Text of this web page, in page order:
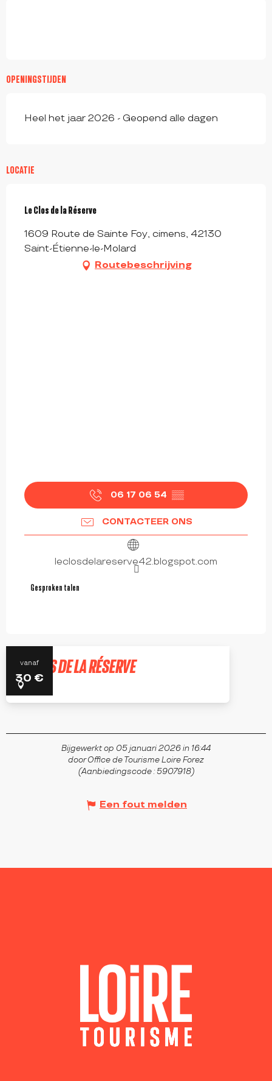
OPENINGSTIJDEN
Heel het jaar 2026 - Geopend alle dagen
LOCATIE
Le Clos de la Réserve
1609 Route de Sainte Foy, cimens, 42130
Saint-Étienne-le-Molard
Routebeschrijving
06 17 06 54 ▒▒
CONTACTEER ONS
leclosdelareserve42.blogspot.com
Gesproken talen
Gesproken talen
vanaf
30 €
LE CLOS DE LA RÉSERVE
SAINT-ÉTIENNE-LE-MOLARD
Bijgewerkt op 05 januari 2026 in 16:44
door Office de Tourisme Loire Forez
(Aanbiedingscode : 5907918)
Een fout melden